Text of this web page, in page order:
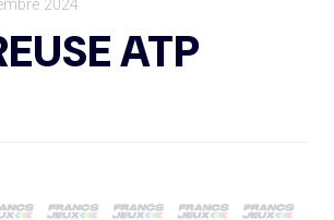
2024
ATP